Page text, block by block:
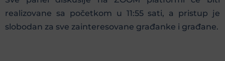
realizovane sa početkom u 11:55 sati, a pristup je
slobodan za sve zainteresovane građanke i građane.